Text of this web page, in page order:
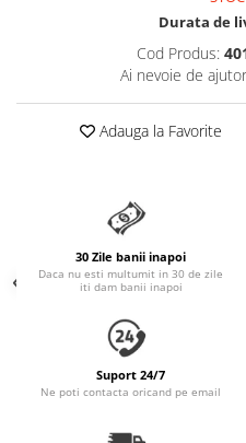
Accesorii Auto & Bicicletă
Accesorii Acasă și Mobilier
Durata de
Cod Produs:
Ai nevoie de
Adauga la Favorite
30 Zile banii inapoi
Daca nu esti multumit in 30 de zile
iti dam banii inapoi
Suport 24/7
Ne poti contacta oricand pe email